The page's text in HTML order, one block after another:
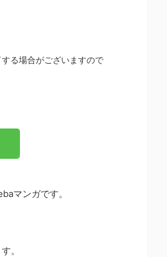
る場合がございますので
マンガです。
。